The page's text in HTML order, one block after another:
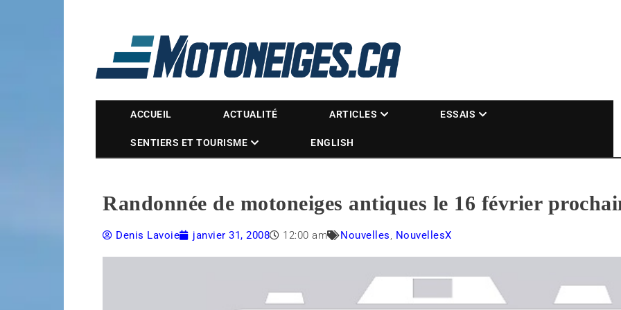
Magazine Motoneiges.ca
ACCUEIL ACTUALITÉ ARTICLES ESSAIS
SENTIERS ET TOURISME ENGLISH
Randonnée de motoneiges antiques le 16 février
Denis Lavoie janvier 31, 2008 12:00 am Nouvelles, NouvellesX